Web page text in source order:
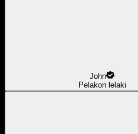
John
Pelakon lelaki